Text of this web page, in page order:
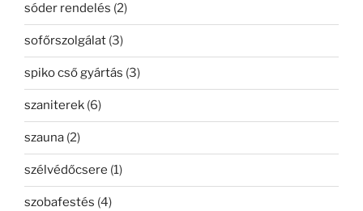
sóder rendelés (2)
sofőrszolgálat (3)
spiko cső gyártás (3)
szaniterek (6)
szauna (2)
szélvédőcsere (1)
szobafestés (4)